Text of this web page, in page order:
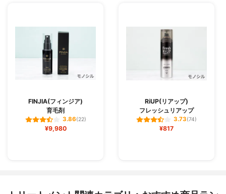
FINJIA(フィンジア)
育毛剤
3.86(22)
¥9,980
RiUP(リアップ)
フレッシュリアップ
3.73(74)
¥817